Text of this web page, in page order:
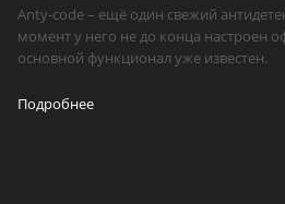
Anty-code – ещё один свежий
момент у него не до конца настроен
основной функционал уже известен.
Подробнее